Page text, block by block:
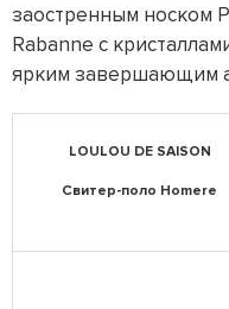
заостренным носком
Rabanne с
ярким завершающим
LOULOU DE SAISON
Свитер-поло Homere